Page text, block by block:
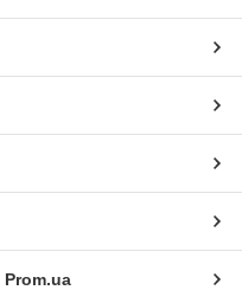
Prom.ua